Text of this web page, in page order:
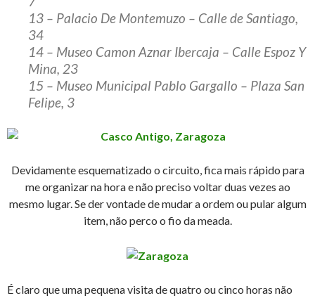
13 – Palacio De Montemuzo – Calle de Santiago,
34
14 – Museo Camon Aznar Ibercaja – Calle Espoz Y
Mina, 23
15 – Museo Municipal Pablo Gargallo – Plaza San
Felipe, 3
Devidamente esquematizado o circuito, fica mais rápido para
me organizar na hora e não preciso voltar duas vezes ao
mesmo lugar. Se der vontade de mudar a ordem ou pular algum
item, não perco o fio da meada.
É claro que uma pequena visita de quatro ou cinco horas não